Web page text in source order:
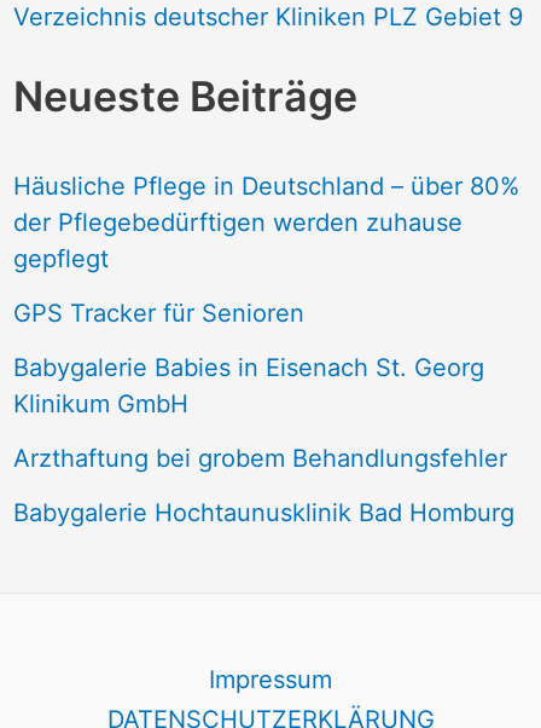
Verzeichnis deutscher Kliniken PLZ Gebiet 9
Neueste Beiträge
Häusliche Pflege in Deutschland – über 80%
der Pflegebedürftigen werden zuhause
gepflegt
GPS Tracker für Senioren
Babygalerie Babies in Eisenach St. Georg
Klinikum GmbH
Arzthaftung bei grobem Behandlungsfehler
Babygalerie Hochtaunusklinik Bad Homburg
Impressum
DATENSCHUTZERKLÄRUNG